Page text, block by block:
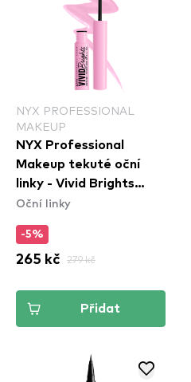
NYX PROFESSIONAL
MAKEUP
NYX Professional
Makeup tekuté oční
linky - Vivid Brights
Colored Liquid Eyeliner
Oční linky
-5%
265 kč 279 kč
Přidat